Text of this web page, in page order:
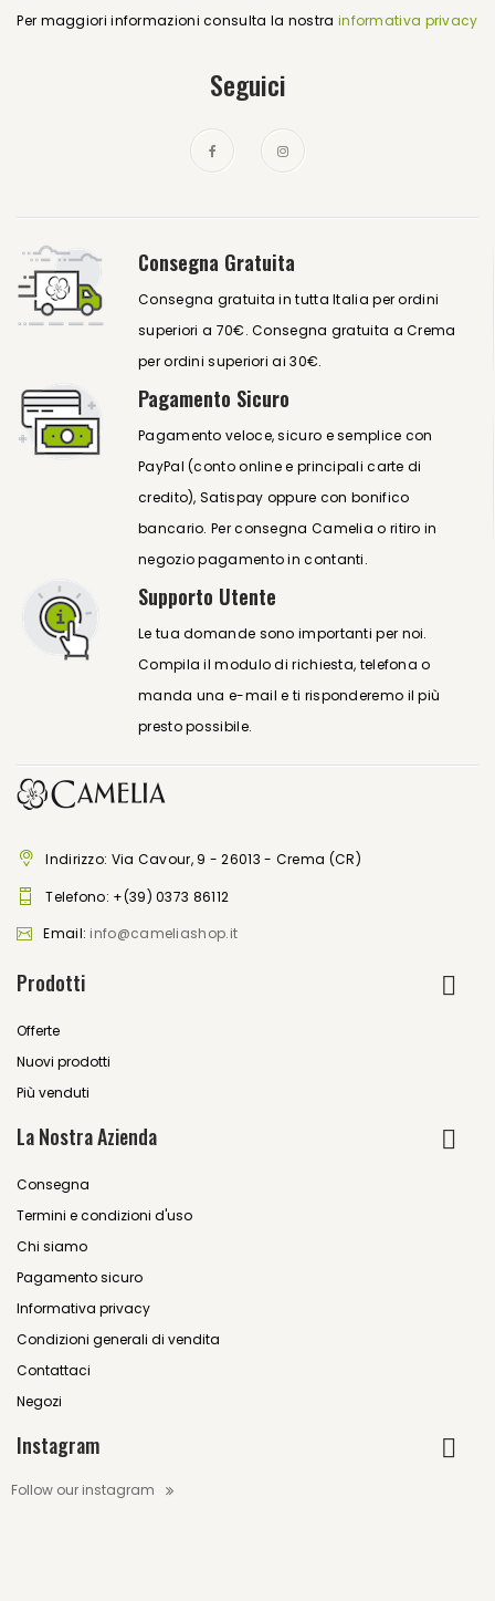
Per maggiori informazioni consulta la nostra informativa privacy
Seguici
Consegna Gratuita
Consegna gratuita in tutta Italia per ordini
superiori a 70€. Consegna gratuita a Crema
per ordini superiori ai 30€.
Pagamento Sicuro
Pagamento veloce, sicuro e semplice con
PayPal (conto online e principali carte di
credito), Satispay oppure con bonifico
bancario. Per consegna Camelia o ritiro in
negozio pagamento in contanti.
Supporto Utente
Le tua domande sono importanti per noi.
Compila il modulo di richiesta, telefona o
manda una e-mail e ti risponderemo il più
presto possibile.
Indirizzo: Via Cavour, 9 - 26013 - Crema (CR)
Telefono: +(39) 0373 86112
Email: info@cameliashop.it
Prodotti
Offerte
Nuovi prodotti
Più venduti
La Nostra Azienda
Consegna
Termini e condizioni d'uso
Chi siamo
Pagamento sicuro
Informativa privacy
Condizioni generali di vendita
Contattaci
Negozi
Instagram
Follow our instagram